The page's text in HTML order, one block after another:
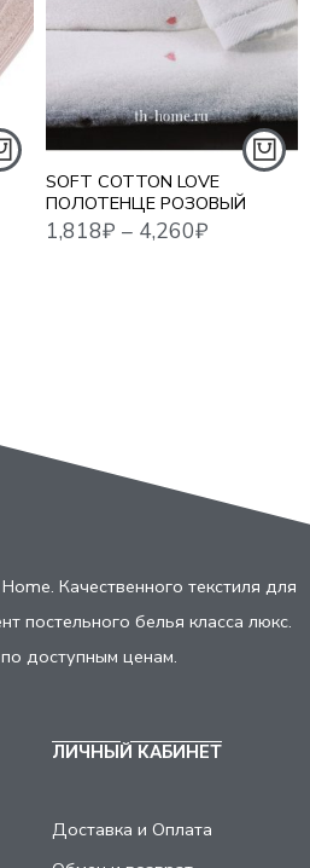
SOFT COTTON LOVE
ПОЛОТЕНЦЕ РОЗОВЫЙ
50*100 СМ - 1 ШТ
75*150 СМ - 1 ШТ
Качественного текстиля для
постельного белья класса люкс.
доступным ценам.
ЛИЧНЫЙ КАБИНЕТ
Доставка и Оплата